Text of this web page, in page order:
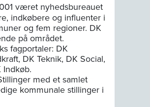
været nyhedsbureauet
indkøbere og influenter i
og fem regioner. DK
på området.
fagportaler: DK
DK Teknik, DK Social,
Indkøb.
med et samlet
kommunale stillinger i